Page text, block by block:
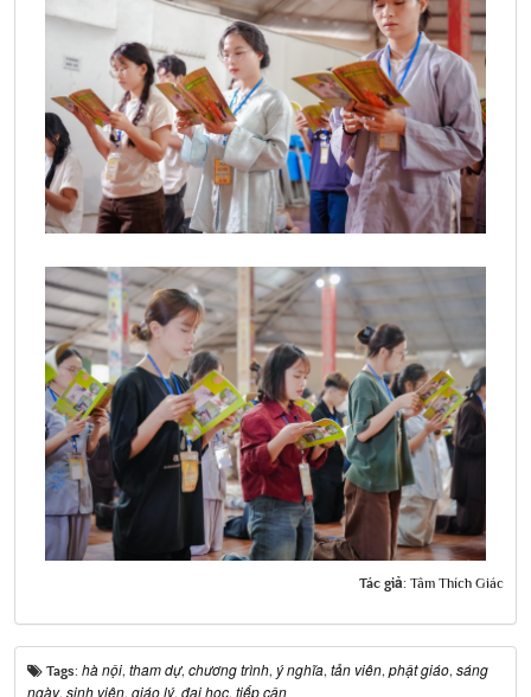
Tác giả: Tâm Thích Giác
Tags: hà nội, tham dự, chương trình, ý nghĩa, tản viên, phật giáo, sáng
ngày sinh viên giáo lý đại học tiếp cận